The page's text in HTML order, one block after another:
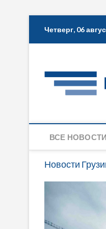
Четверг, 06
ВСЕ НОВОСТИ
Новости